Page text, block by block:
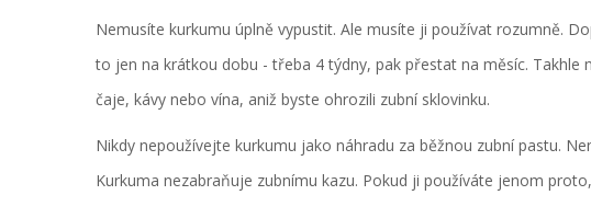
Nemusíte kurkumu úplně vypustit. Ale musíte ji používat rozumně.
to jen na krátkou dobu - třeba 4 týdny, pak přestat na měsíc.
čaje, kávy nebo vína, aniž byste ohrozili zubní sklovinku.
Nikdy nepoužívejte kurkumu jako náhradu za běžnou zubní pastu.
Kurkuma nezabraňuje zubnímu kazu. Pokud ji používáte jenom